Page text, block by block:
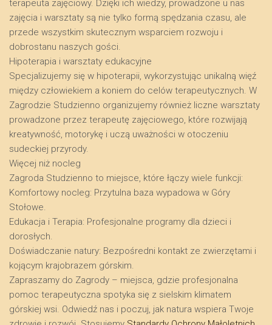
terapeuta zajęciowy. Dzięki ich wiedzy, prowadzone u nas
zajęcia i warsztaty są nie tylko formą spędzania czasu, ale
przede wszystkim skutecznym wsparciem rozwoju i
dobrostanu naszych gości.
​Hipoterapia i warsztaty edukacyjne
​Specjalizujemy się w hipoterapii, wykorzystując unikalną więź
między człowiekiem a koniem do celów terapeutycznych. W
Zagrodzie Studzienno organizujemy również liczne warsztaty
prowadzone przez terapeutę zajęciowego, które rozwijają
kreatywność, motorykę i uczą uważności w otoczeniu
sudeckiej przyrody.
​Więcej niż nocleg
​Zagroda Studzienno to miejsce, które łączy wiele funkcji:
​Komfortowy nocleg: Przytulna baza wypadowa w Góry
Stołowe.
​Edukacja i Terapia: Profesjonalne programy dla dzieci i
dorosłych.
​Doświadczanie natury: Bezpośredni kontakt ze zwierzętami i
kojącym krajobrazem górskim.
​Zapraszamy do Zagrody – miejsca, gdzie profesjonalna
pomoc terapeutyczna spotyka się z sielskim klimatem
górskiej wsi. Odwiedź nas i poczuj, jak natura wspiera Twoje